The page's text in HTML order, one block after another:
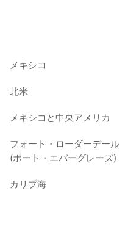
メキシコ
北米
メキシコと中央アメリカ
フォート・ローダーデール
(ポート・エバーグレーズ)
カリブ海